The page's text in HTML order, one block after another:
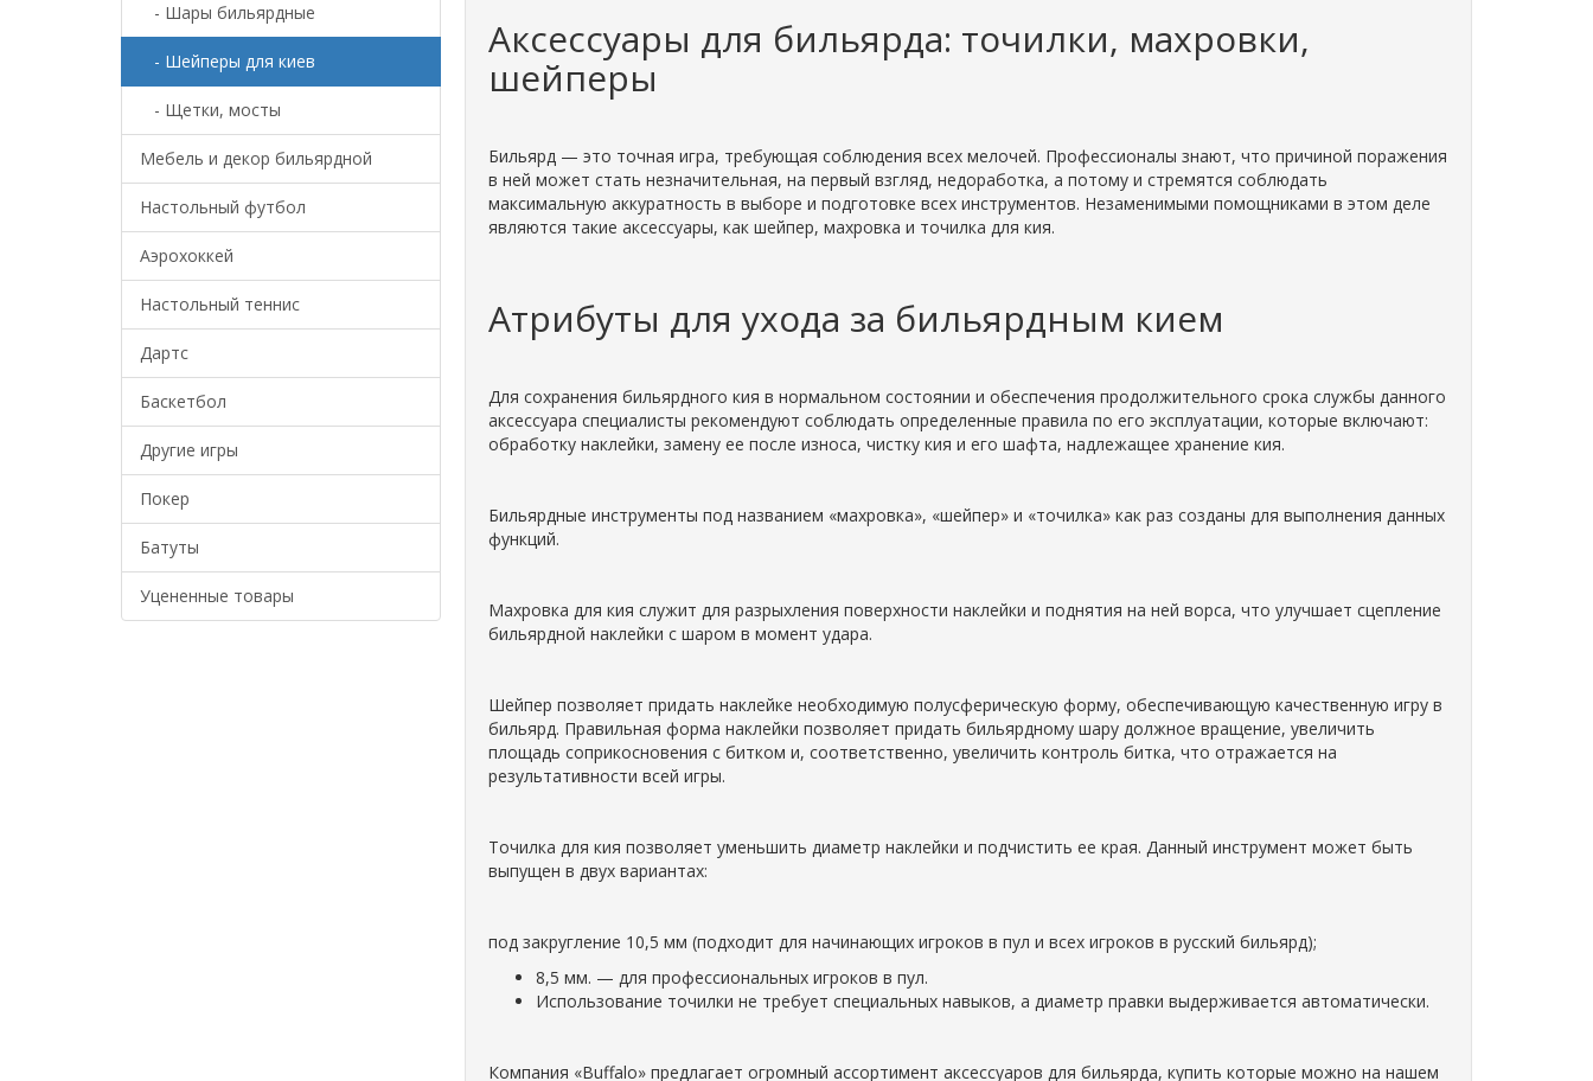
- Шары бильярдные
- Шейперы для киев
- Щетки, мосты
Мебель и декор бильярдной
Настольный футбол
Аэрохоккей
Настольный теннис
Дартс
Баскетбол
Другие игры
Покер
Батуты
Уцененные товары
Аксессуары для бильярда: точилки, махровки,
шейперы
Бильярд — это точная игра, требующая соблюдения всех мелочей. Профессионалы знают, что причиной поражения
в ней может стать незначительная, на первый взгляд, недоработка, а потому и стремятся соблюдать
максимальную аккуратность в выборе и подготовке всех инструментов. Незаменимыми помощниками в этом деле
являются такие аксессуары, как шейпер, махровка и точилка для кия.
Атрибуты для ухода за бильярдным кием
Для сохранения бильярдного кия в нормальном состоянии и обеспечения продолжительного срока службы данного
аксессуара специалисты рекомендуют соблюдать определенные правила по его эксплуатации, которые включают:
обработку наклейки, замену ее после износа, чистку кия и его шафта, надлежащее хранение кия.
Бильярдные инструменты под названием «махровка», «шейпер» и «точилка» как раз созданы для выполнения данных
функций.
Махровка для кия служит для разрыхления поверхности наклейки и поднятия на ней ворса, что улучшает сцепление
бильярдной наклейки с шаром в момент удара.
Шейпер позволяет придать наклейке необходимую полусферическую форму, обеспечивающую качественную игру в
бильярд. Правильная форма наклейки позволяет придать бильярдному шару должное вращение, увеличить
площадь соприкосновения с битком и, соответственно, увеличить контроль битка, что отражается на
результативности всей игры.
Точилка для кия позволяет уменьшить диаметр наклейки и подчистить ее края. Данный инструмент может быть
выпущен в двух вариантах:
под закругление 10,5 мм (подходит для начинающих игроков в пул и всех игроков в русский бильярд);
8,5 мм. — для профессиональных игроков в пул.
Использование точилки не требует специальных навыков, а диаметр правки выдерживается автоматически.
Компания «Buffalo» предлагает огромный ассортимент аксессуаров для бильярда, купить которые можно на нашем